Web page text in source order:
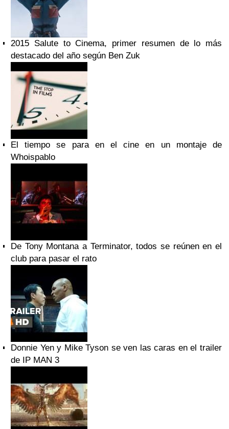
2015 Salute to Cinema, primer resumen de lo más
destacado del año según Ben Zuk
El tiempo se para en el cine en un montaje de
Whoispablo
De Tony Montana a Terminator, todos se reúnen en el
club para pasar el rato
Donnie Yen y Mike Tyson se ven las caras en el trailer
de IP MAN 3